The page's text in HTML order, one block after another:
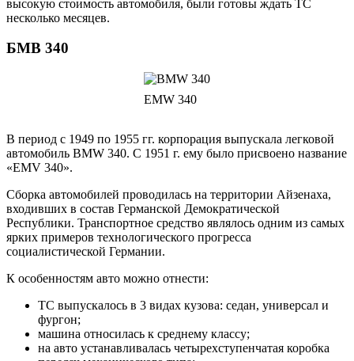
высокую стоимость автомобиля, были готовы ждать ТС
несколько месяцев.
БМВ 340
EMW 340
В период с 1949 по 1955 гг. корпорация выпускала легковой
автомобиль BMW 340. С 1951 г. ему было присвоено название
«EMV 340».
Сборка автомобилей проводилась на территории Айзенаха,
входивших в состав Германской Демократической
Республики. Транспортное средство являлось одним из самых
ярких примеров технологического прогресса
социалистической Германии.
К особенностям авто можно отнести:
ТС выпускалось в 3 видах кузова: седан, универсал и
фургон;
машина относилась к среднему классу;
на авто устанавливалась четырехступенчатая коробка